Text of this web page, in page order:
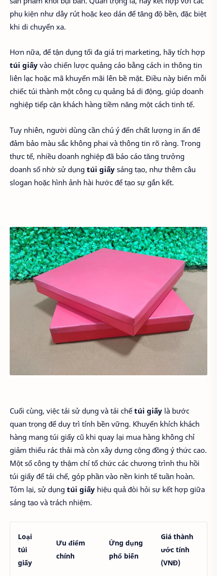
phụ kiện như dây rút hoặc keo dán để tăng độ bền, đặc biệt
khi di chuyển xa.
Hơn nữa, để tận dụng tối đa giá trị marketing, hãy tích hợp
túi giấy vào chiến lược quảng cáo bằng cách in thông tin
liên lạc hoặc mã khuyến mãi lên bề mặt. Điều này biến mỗi
chiếc túi thành một công cụ quảng bá di động, giúp doanh
nghiệp tiếp cận khách hàng tiềm năng một cách tinh tế.
Tuy nhiên, người dùng cần chú ý đến chất lượng in ấn để
đảm bảo màu sắc không phai và thông tin rõ ràng. Trong
thực tế, nhiều doanh nghiệp đã báo cáo tăng trưởng
doanh số nhờ sử dụng túi giấy sáng tạo, như thêm câu
slogan hoặc hình ảnh hài hước để tạo sự gắn kết.
Cuối cùng, việc tái sử dụng và tái chế túi giấy là bước
quan trọng để duy trì tính bền vững. Khuyến khích khách
hàng mang túi giấy cũ khi quay lại mua hàng không chỉ
giảm thiểu rác thải mà còn xây dựng cộng đồng ý thức cao.
Một số công ty thậm chí tổ chức các chương trình thu hồi
túi giấy để tái chế, góp phần vào nền kinh tế tuần hoàn.
Tóm lại, sử dụng túi giấy hiệu quả đòi hỏi sự kết hợp giữa
sáng tạo và trách nhiệm.
Loại
túi
giấy
Ưu điểm
chính
Ứng dụng
phổ biến
Giá thành
ước tính
(VNĐ)